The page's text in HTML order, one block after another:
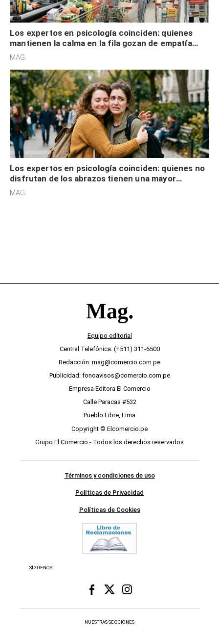
Los expertos en psicología coinciden: quienes
mantienen la calma en la fila gozan de empatía
cognitiva, gratitud y no solo tienen autocontrol
MAG.
Los expertos en psicología coinciden: quienes no
disfrutan de los abrazos tienen una mayor
sensibilidad a los estímulos físicos y no es por
MAG.
Equipo editorial
Central Telefónica: (+511) 311-6500
Redacción: mag@comercio.com.pe
Publicidad: fonoavisos@comercio.com.pe
Empresa Editora El Comercio
Calle Paracas #532
Pueblo Libre, Lima
Copyright © Elcomercio.pe
Grupo El Comercio - Todos los derechos reservados
Términos y condiciones de uso
Políticas de Privacidad
Políticas de Cookies
SÍGUENOS
NUESTRAS SECCIONES